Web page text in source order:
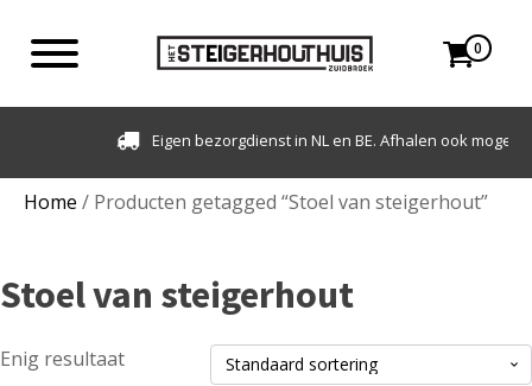
0
Eigen bezorgdienst in NL en BE. Afhalen ook mogelijk.
Home / Producten getagged “Stoel van steigerhout”
Stoel van steigerhout
Enig resultaat